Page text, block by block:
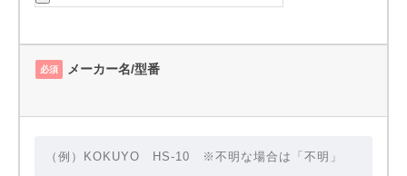
必須 メーカー名/型番